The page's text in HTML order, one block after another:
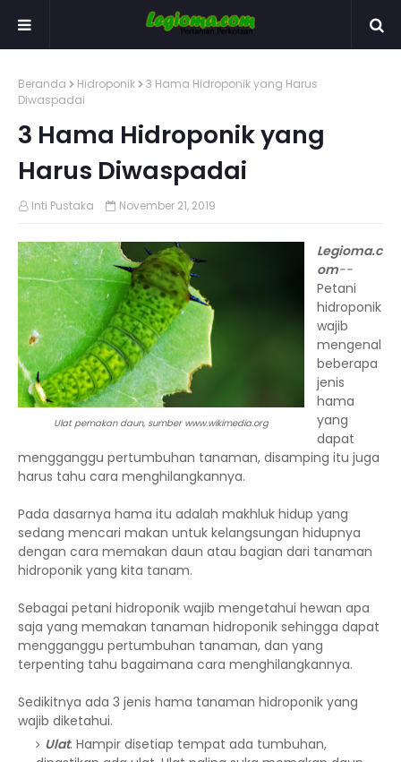
Beranda Hidroponik
3 Hama Hidroponik yang Harus
Diwaspadai
3 Hama Hidroponik yang
Harus Diwaspadai
Inti Pustaka November 21, 2019
Ulat pemakan daun, sumber www.wikimedia.org
Legioma.c
om--
Petani
hidroponik
wajib
mengenal
beberapa
jenis
hama
yang
dapat
mengganggu pertumbuhan tanaman, disamping itu juga
harus tahu cara menghilangkannya.
Pada dasarnya hama itu adalah makhluk hidup yang
sedang mencari makan untuk kelangsungan hidupnya
dengan cara memakan daun atau bagian dari tanaman
hidroponik yang kita tanam.
Sebagai petani hidroponik wajib mengetahui hewan apa
saja yang memakan tanaman hidroponik sehingga dapat
mengganggu pertumbuhan tanaman, dan yang
terpenting tahu bagaimana cara menghilangkannya.
Sedikitnya ada 3 jenis hama tanaman hidroponik yang
wajib diketahui.
Ulat. Hampir disetiap tempat ada tumbuhan,